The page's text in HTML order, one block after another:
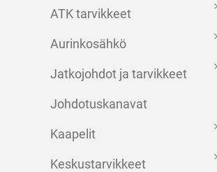
ATK tarvikkeet
Aurinkosähkö
Jatkojohdot ja tarvikkeet
Johdotuskanavat
Kaapelit
Keskustarvikkeet